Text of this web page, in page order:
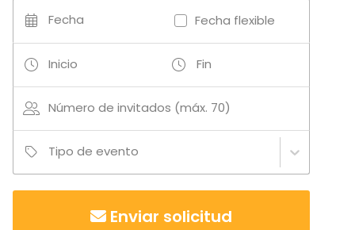
Fiesta
Boda
Reunión / Workshop
Conferencia / Formación
Evento corporativo
Fiesta infantil
Celebración familiar
Team building / Recreación
Villa / Chalet
Fecha Fecha flexible
Inicio Fin
Número de invitados (máx. 70)
Tipo de evento
Enviar solicitud